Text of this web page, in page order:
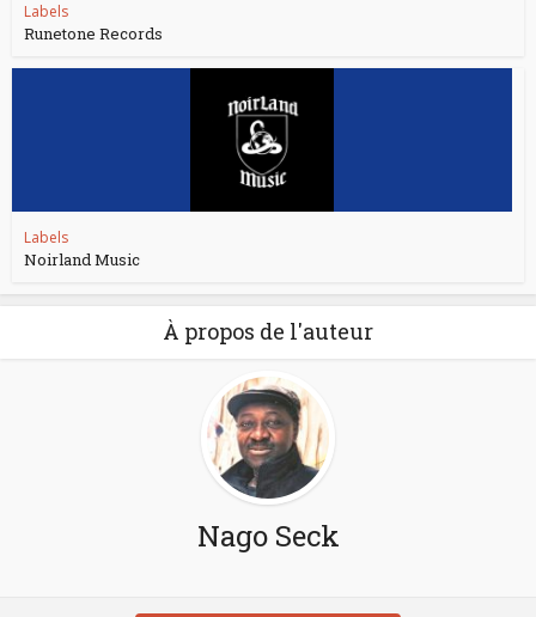
Labels
Runetone Records
Labels
Noirland Music
À propos de l'auteur
Nago Seck